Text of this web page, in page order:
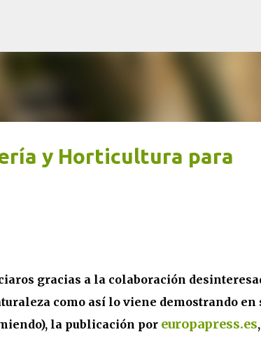
y Horticultura para
gracias a la colaboración
como así lo viene demostrando en
la publicación por europapress.es